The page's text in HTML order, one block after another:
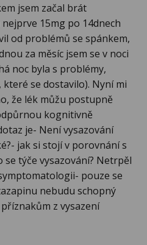
jsem začal brát
15mg po 14dnech
od problémů se spánkem,
za měsíc jsem se v noci
noc byla s problémy,
se dostavilo). Nyní mi
že lék můžu postupně
kognitivně
je- Není vysazování
jak si stojí v porovnání s
týče vysazování? Netrpěl
pouze se
nebudu schopný
z vysazení